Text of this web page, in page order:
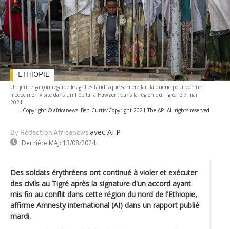
Un jeune garçon regarde les grilles tandis que sa mère fait la queue pour voir un
médecin en visite dans un hôpital à Hawzen, dans la région du Tigré, le 7 mai
2021
- Copyright © africanews Ben Curtis/Copyright 2021 The AP. All rights reserved
By Rédaction Africanews avec AFP
Dernière MAJ: 13/08/2024
ETHIOPIE
Des soldats érythréens ont continué à violer et exécuter
des civils au Tigré après la signature d'un accord ayant
mis fin au conflit dans cette région du nord de l'Ethiopie,
affirme Amnesty international (AI) dans un rapport publié
mardi.